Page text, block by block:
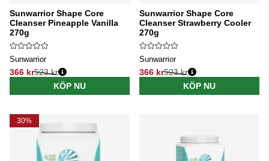
Sunwarrior Shape Core
Cleanser Pineapple Vanilla
270g
Sunwarrior
366 kr
Ordinarie pris:
523 kr
KÖP NU
Sunwarrior Shape Core
Cleanser Strawberry Cooler
270g
Sunwarrior
366 kr
Ordinarie pris:
523 kr
KÖP NU
30%